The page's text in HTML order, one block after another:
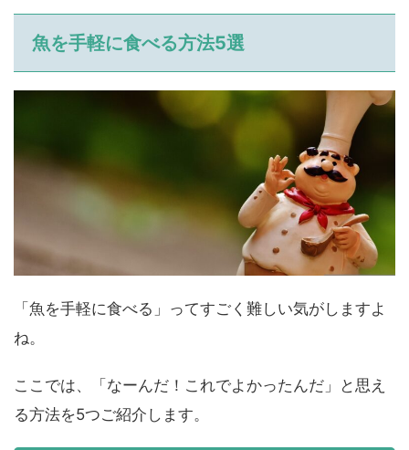
魚を手軽に食べる方法5選
「魚を手軽に食べる」ってすごく難しい気がしますよ
ね。
ここでは、「なーんだ！これでよかったんだ」と思え
る方法を5つご紹介します。